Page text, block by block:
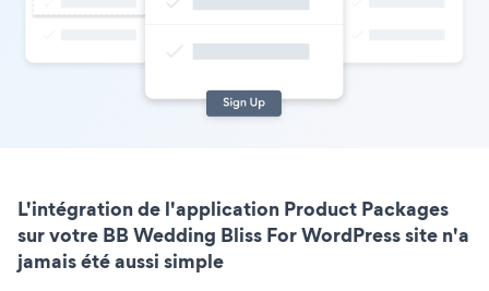
L'intégration de l'application Product Packages
sur votre BB Wedding Bliss For WordPress site n'a
jamais été aussi simple